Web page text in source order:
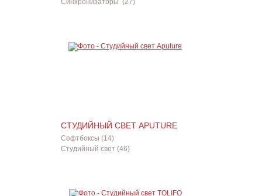
Синхронизаторы (27)
СТУДИЙНЫЙ СВЕТ APUTURE
Софтбоксы (14)
Студийный свет (46)